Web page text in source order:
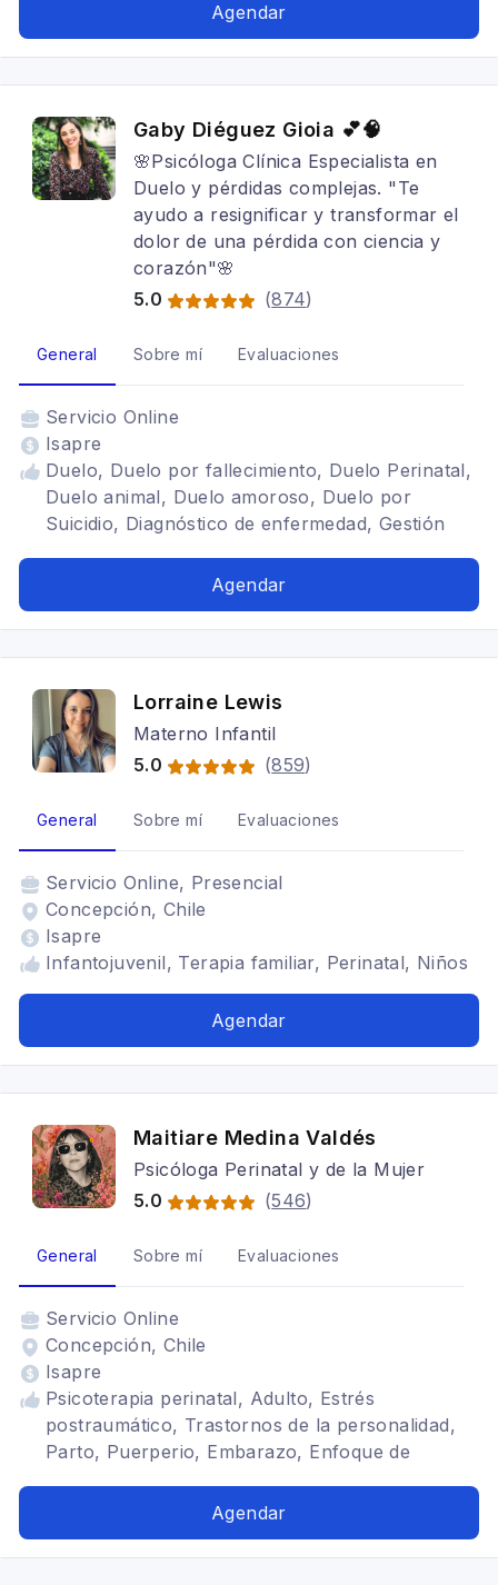
Agendar
Gaby Diéguez Gioia 💕🧠
🌸Psicóloga Clínica Especialista en
Duelo y pérdidas complejas. "Te
ayudo a resignificar y transformar el
dolor de una pérdida con ciencia y
corazón"🌸
5.0
(874)
General Sobre mí Evaluaciones
Servicio Online
Isapre
Duelo, Duelo por fallecimiento, Duelo Perinatal,
Duelo animal, Duelo amoroso, Duelo por
Suicidio, Diagnóstico de enfermedad, Gestión
Duelo por abandono, Duelo Migratorio,
Perinatal, Adulto, Adolescentes, Trastornos del
ánimo, Depresión, Estrés postraumático,
Terapia para la ansiedad, Terapia familiar,
Cognitivo conductual
Agendar
Lorraine Lewis
Materno Infantil
5.0
(859)
General Sobre mí Evaluaciones
Servicio Online, Presencial
Concepción, Chile
Isapre
Infantojuvenil, Terapia familiar, Perinatal, Niños
Agendar
Maitiare Medina Valdés
Psicóloga Perinatal y de la Mujer
5.0
(546)
General Sobre mí Evaluaciones
Servicio Online
Concepción, Chile
Isapre
Psicoterapia perinatal, Adulto, Estrés
postraumático, Trastornos de la personalidad,
Parto, Puerperio, Embarazo, Enfoque de
Depresión postparto, Postparto, Mujeres
Agendar